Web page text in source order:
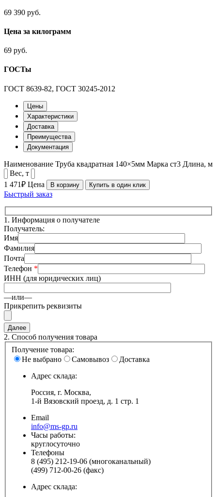
69 390 руб.
Цена за килограмм
69 руб.
ГОСТы
ГОСТ 8639-82, ГОСТ 30245-2012
Цены
Характеристики
Доставка
Преимущества
Документация
Наименование Труба квадратная 140×5мм Марка ст3 Длина, м
Вес, т
1 471₽ Цена В корзину Купить в один клик
Быстрый заказ
1. Информация о получателе
Получатель:
Имя
Фамилия
Почта
Телефон *
ИНН (для юридических лиц)
—или—
Прикрепить реквизиты
2. Способ получения товара
Получение товара:
Не выбрано
Самовывоз
Доставка
Адрес склада:
Россия, г. Москва,
1-й Вязовский проезд, д. 1 стр. 1
Email
info@ms-gp.ru
Часы работы:
круглосуточно
Телефоны
8 (495) 212-19-06 (многоканальный)
(499) 712-00-26 (факс)
Адрес склада: